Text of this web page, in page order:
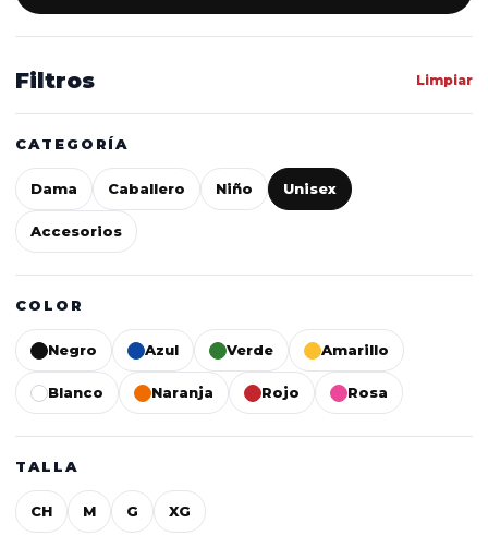
Filtros Limpiar
CATEGORÍA
Dama Caballero Niño Unisex
Accesorios
COLOR
Negro Azul Verde Amarillo
Blanco Naranja Rojo Rosa
TALLA
CH M G XG